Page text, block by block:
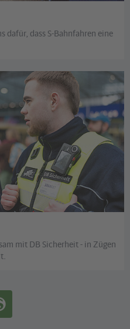
dafür, dass S-Bahnfahren eine
mit DB Sicherheit - in Zügen